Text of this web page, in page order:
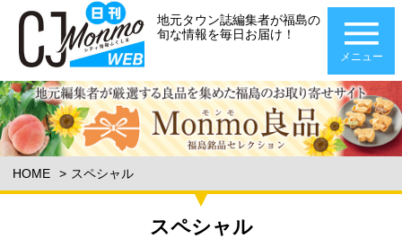
地元タウン誌編集者が福島の
旬な情報を毎日お届け！
メニュー
HOME スペシャル
スペシャル